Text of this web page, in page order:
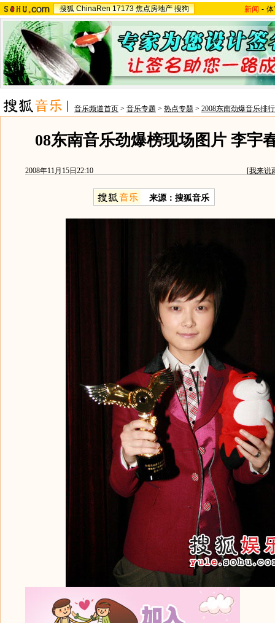
搜狐 ChinaRen 17173 焦点房地产 搜狗 新闻 -
音乐频道首页 > 音乐专题 > 热点专题 > 2008东南劲爆音乐排
08东南音乐劲爆榜现场图片 李宇
2008年11月15日22:10 [我来说
来源：搜狐音乐